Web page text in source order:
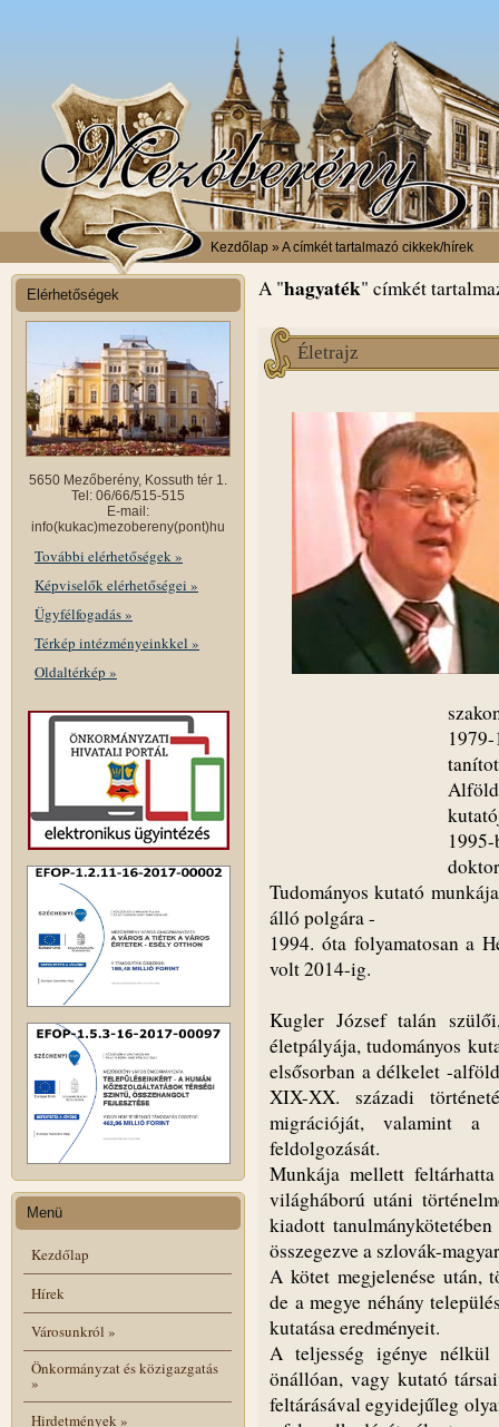
Kezdőlap » A címkét tartalmazó cikkek/hírek
Elérhetőségek
5650 Mezőberény, Kossuth tér 1.
Tel: 06/66/515-515
E-mail:
info(kukac)mezobereny(pont)hu
További elérhetőségek »
Képviselők elérhetőségei »
Ügyfélfogadás »
Térkép intézményeinkkel »
Oldaltérkép »
Menü
Kezdőlap
Hírek
Városunkról »
Önkormányzat és közigazgatás
»
Hirdetmények»
A "hagyaték" címkét
Életrajz
Tudományos kutató
álló polgára -
1994. óta folyamatosan a
volt 2014-ig.
Kugler József talán
életpályája, tudományos
elsősorban a délkelet -
XIX-XX. századi
migrációját, valamint a
feldolgozását.
Munkája mellett
világháború utáni
kiadott
összegezve a szlovák-
A kötet megjelenése után,
de a megye néhány
kutatása eredményeit.
A teljesség igénye
önállóan, vagy kutató
feltárásával egyidejűleg